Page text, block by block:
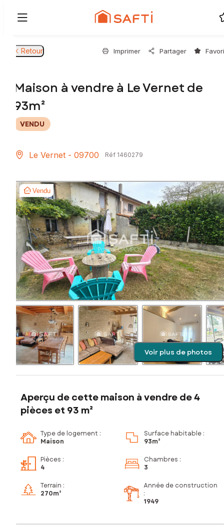
Retour Imprimer Partager
Maison à vendre à Le Vernet de
93m²
VENDU
Le Vernet - 09700 Réf 1460279
Vendu
Voir plus de photos
Aperçu de cette maison à vendre de 4
pièces et 93 m²
Type de logement :
Maison
Surface habitable :
93m²
Pièces :
4
Chambres :
3
Terrain :
270m²
Année de construction
:
1949